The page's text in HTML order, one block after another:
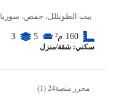
بيت الطويللل، حمص، سوريا
160 م² 5
3
سكني: شقة/منزل
محرر منصة24 (1)